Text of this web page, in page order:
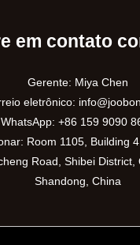
em contato
Gerente: Miya Chen
eletrônico:
WhatsApp: +86 159 9090
Room 1105, Building
Road, Shibei District,
Shandong, China